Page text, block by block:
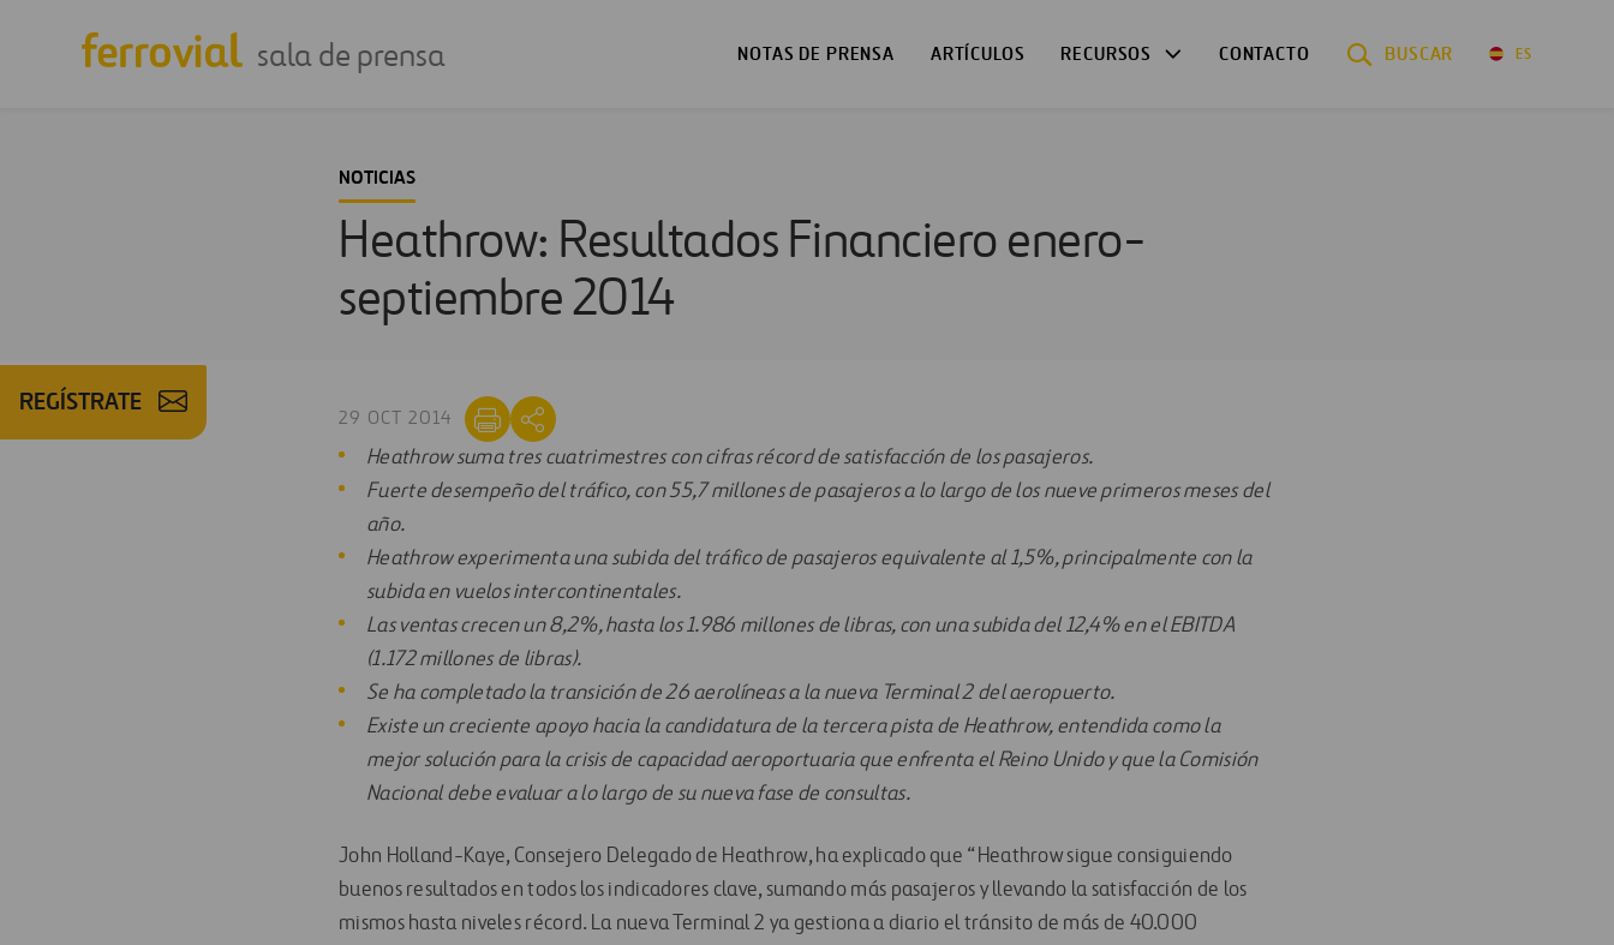
sala de prensa NOTAS DE PRENSA ARTÍCULOS RECURSOS CONTACTO BUSCAR ES
REGÍSTRATE
NOTICIAS
Heathrow: Resultados Financiero enero-
septiembre 2014
29 OCT 2014
Heathrow suma tres cuatrimestres con cifras récord de satisfacción de los pasajeros.
Fuerte desempeño del tráfico, con 55,7 millones de pasajeros a lo largo de los nueve primeros meses del
año.
Heathrow experimenta una subida del tráfico de pasajeros equivalente al 1,5%, principalmente con la
subida en vuelos intercontinentales.
Las ventas crecen un 8,2%, hasta los 1.986 millones de libras, con una subida del 12,4% en el EBITDA
(1.172 millones de libras).
Se ha completado la transición de 26 aerolíneas a la nueva Terminal 2 del aeropuerto.
Existe un creciente apoyo hacia la candidatura de la tercera pista de Heathrow, entendida como la
mejor solución para la crisis de capacidad aeroportuaria que enfrenta el Reino Unido y que la Comisión
Nacional debe evaluar a lo largo de su nueva fase de consultas.
John Holland-Kaye, Consejero Delegado de Heathrow, ha explicado que “Heathrow sigue consiguiendo
buenos resultados en todos los indicadores clave, sumando más pasajeros y llevando la satisfacción de los
mismos hasta niveles récord. La nueva Terminal 2 ya gestiona a diario el tránsito de más de 40.000